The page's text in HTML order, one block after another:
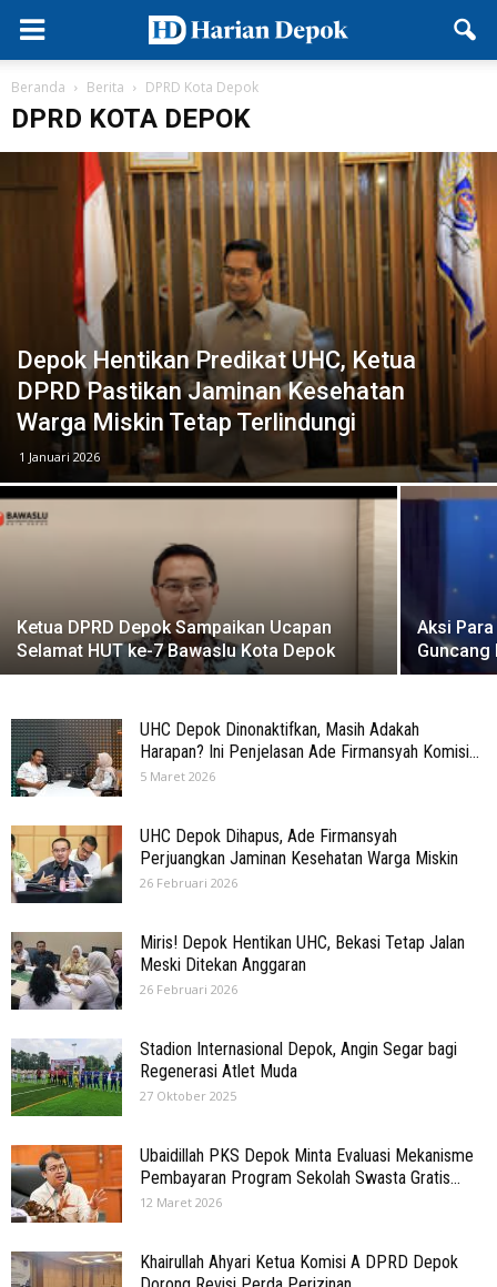
Beranda Berita DPRD Kota Depok
DPRD KOTA DEPOK
Depok Hentikan Predikat UHC, Ketua
DPRD Pastikan Jaminan Kesehatan
Warga Miskin Tetap Terlindungi
1 Januari 2026
Ketua DPRD Depok Sampaikan Ucapan
Selamat HUT ke-7 Bawaslu Kota Depok
Aksi
Guncang
UHC Depok Dinonaktifkan, Masih Adakah
Harapan? Ini Penjelasan Ade Firmansyah Komisi...
5 Maret 2026
UHC Depok Dihapus, Ade Firmansyah
Perjuangkan Jaminan Kesehatan Warga Miskin
26 Februari 2026
Miris! Depok Hentikan UHC, Bekasi Tetap Jalan
Meski Ditekan Anggaran
26 Februari 2026
Stadion Internasional Depok, Angin Segar bagi
Regenerasi Atlet Muda
27 Oktober 2025
Ubaidillah PKS Depok Minta Evaluasi Mekanisme
Pembayaran Program Sekolah Swasta Gratis...
12 Maret 2026
Khairullah Ahyari Ketua Komisi A DPRD Depok